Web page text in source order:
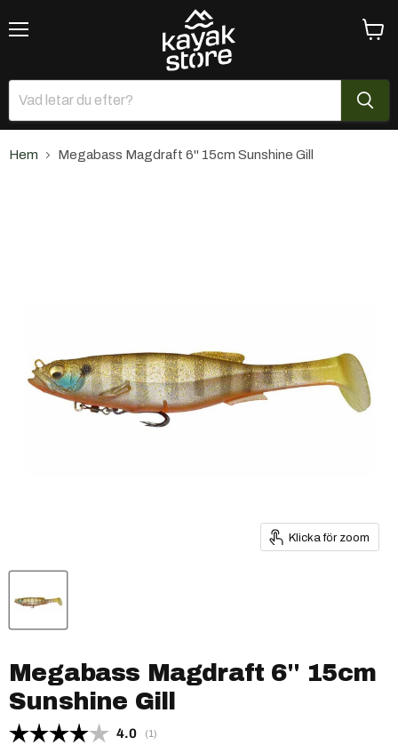
Hem Megabass Magdraft 6'' 15cm Sunshine Gill
Klicka för zoom
Megabass Magdraft 6'' 15cm
Sunshine Gill
Snittbetyg:
4.0 (röster:
1)